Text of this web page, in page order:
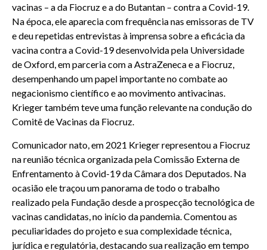
vacinas – a da Fiocruz e a do Butantan – contra a Covid-19.
Na época, ele aparecia com frequência nas emissoras de TV
e deu repetidas entrevistas à imprensa sobre a eficácia da
vacina contra a Covid-19 desenvolvida pela Universidade
de Oxford, em parceria com a AstraZeneca e a Fiocruz,
desempenhando um papel importante no combate ao
negacionismo científico e ao movimento antivacinas.
Krieger também teve uma função relevante na condução do
Comitê de Vacinas da Fiocruz.
Comunicador nato, em 2021 Krieger representou a Fiocruz
na reunião técnica organizada pela Comissão Externa de
Enfrentamento à Covid-19 da Câmara dos Deputados. Na
ocasião ele traçou um panorama de todo o trabalho
realizado pela Fundação desde a prospecção tecnológica de
vacinas candidatas, no início da pandemia. Comentou as
peculiaridades do projeto e sua complexidade técnica,
jurídica e regulatória, destacando sua realização em tempo